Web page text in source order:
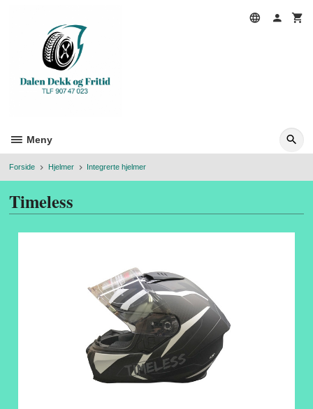
Meny
Forside Hjelmer Integrerte hjelmer
Timeless